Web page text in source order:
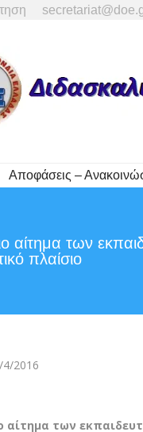
Αποφάσεις –
αίτημα των
πλαίσιο
2016
αίτημα των